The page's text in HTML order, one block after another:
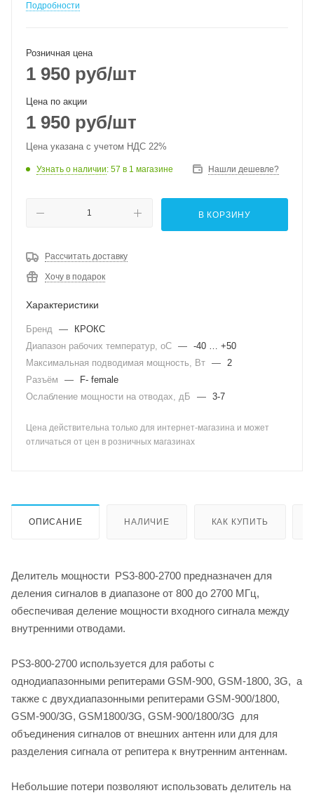
Подробности
Розничная цена
1 950 руб/шт
Цена по акции
1 950 руб/шт
Цена указана с учетом НДС 22%
Узнать о наличии: 57 в 1 магазине Нашли дешевле?
В КОРЗИНУ
Рассчитать доставку
Хочу в подарок
Характеристики
Бренд —
КРОКС
Диапазон рабочих температур, оС — -40 … +50
Максимальная подводимая мощность, Вт — 2
Разъём
—
F- female
Ослабление мощности на отводах, дБ
— 3-7
Цена действительна только для интернет-магазина и может
отличаться от цен в розничных магазинах
ОПИСАНИЕ НАЛИЧИЕ КАК КУПИТЬ
Делитель мощности PS3-800-2700 предназначен для
деления сигналов в диапазоне от 800 до 2700 МГц,
обеспечивая деление мощности входного сигнала между
внутренними отводами.
PS3-800-2700 используется для работы с
однодиапазонными репитерами GSM-900, GSM-1800, 3G, а
также с двухдиапазонными репитерами GSM-900/1800,
GSM-900/3G, GSM1800/3G, GSM-900/1800/3G для
объединения сигналов от внешних антенн или для для
разделения сигнала от репитера к внутренним антеннам.
Небольшие потери позволяют использовать делитель на